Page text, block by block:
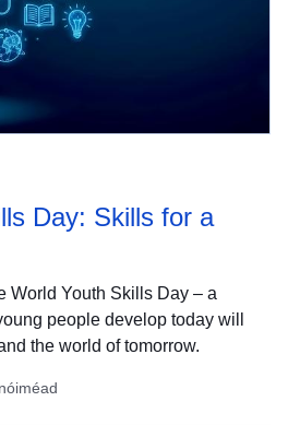
Day: Skills for a
World Youth Skills Day – a
people develop today will
the world of tomorrow.